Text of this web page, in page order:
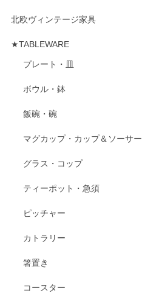
北欧ヴィンテージ家具
★TABLEWARE
プレート・皿
ボウル・鉢
飯碗・碗
マグカップ・カップ＆ソーサー
グラス・コップ
ティーポット・急須
ピッチャー
カトラリー
箸置き
コースター